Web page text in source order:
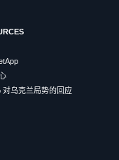
对乌克兰局势的回应